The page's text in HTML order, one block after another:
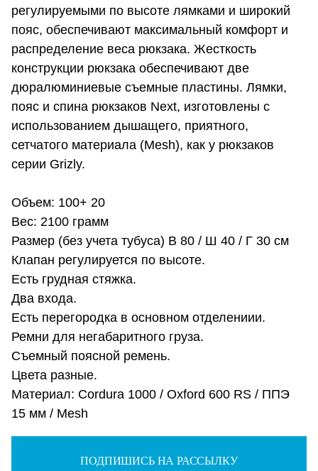
регулируемыми по высоте лямками и широкий
пояс, обеспечивают максимальный комфорт и
распределение веса рюкзака. Жесткость
конструкции рюкзака обеспечивают две
дюралюминиевые съемные пластины. Лямки,
пояс и спина рюкзаков Next, изготовлены с
использованием дышащего, приятного,
сетчатого материала (Mesh), как у рюкзаков
серии Grizly.
Объем: 100+ 20
Вес: 2100 грамм
Размер (без учета тубуса) В 80 / Ш 40 / Г 30 см
Клапан регулируется по высоте.
Есть грудная стяжка.
Два входа.
Есть перегородка в основном отделениии.
Ремни для негабаритного груза.
Съемный поясной ремень.
Цвета разные.
Материал: Cordura 1000 / Oxford 600 RS / ППЭ
15 мм / Mesh
ПОДПИШИСЬ НА РАССЫЛКУ